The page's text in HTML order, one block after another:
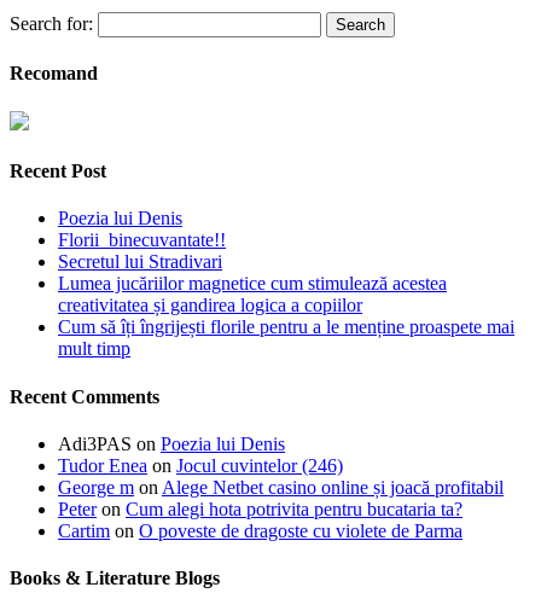
Search for:
Recomand
Recent Post
Poezia lui Denis
Florii binecuvantate!!
Secretul lui Stradivari
Lumea jucăriilor magnetice cum stimulează acestea
creativitatea și gandirea logica a copiilor
Cum să îți îngrijești florile pentru a le menține proaspete mai
mult timp
Recent Comments
Adi3PAS on Poezia lui Denis
Tudor Enea on Jocul cuvintelor (246)
George m on Alege Netbet casino online și joacă profitabil
Peteron Cum alegi hota potrivita pentru bucataria ta?
Cartim on O poveste de dragoste cu violete de Parma
Books & Literature Blogs